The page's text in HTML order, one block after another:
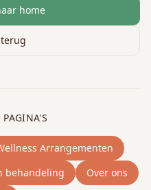
home
terug
PAGINA'S
Arrangementen
behandeling
Over ons